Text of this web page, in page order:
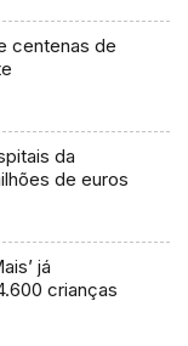
centenas de
da
de euros
já
crianças